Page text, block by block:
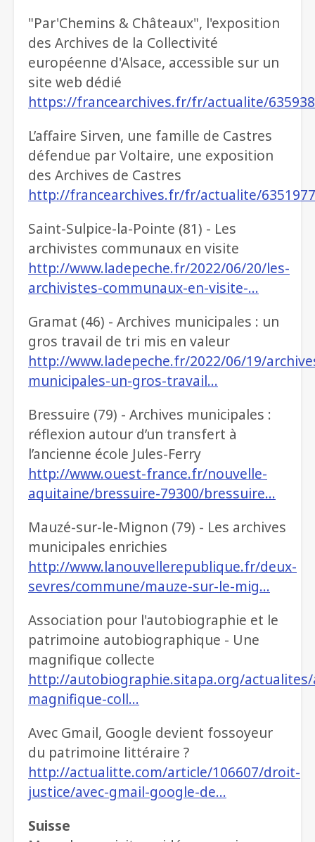
"Par'Chemins & Châteaux", l'exposition
des Archives de la Collectivité
européenne d'Alsace, accessible sur un
site web dédié
https://francearchives.fr/fr/actualite/
L’affaire Sirven, une famille de Castres
défendue par Voltaire, une exposition
des Archives de Castres
http://francearchives.fr/fr/actualite/
Saint-Sulpice-la-Pointe (81) - Les
archivistes communaux en visite
http://www.ladepeche.fr/2022/06/20/les-
archivistes-communaux-en-visite-…
Gramat (46) - Archives municipales : un
gros travail de tri mis en valeur
http://www.ladepeche.fr/2022/06/19/
municipales-un-gros-travail…
Bressuire (79) - Archives municipales :
réflexion autour d’un transfert à
l’ancienne école Jules-Ferry
http://www.ouest-france.fr/nouvelle-
aquitaine/bressuire-79300/bressuire…
Mauzé-sur-le-Mignon (79) - Les archives
municipales enrichies
http://www.lanouvellerepublique.fr/deux-
sevres/commune/mauze-sur-le-mig…
Association pour l'autobiographie et le
patrimoine autobiographique - Une
magnifique collecte
http://autobiographie.sitapa.org/
magnifique-coll…
Avec Gmail, Google devient fossoyeur
du patrimoine littéraire ?
http://actualitte.com/article/106607/droit-
justice/avec-gmail-google-de…
Suisse